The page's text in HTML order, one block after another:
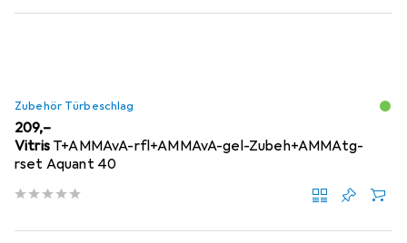
Zubehör Türbeschlag
EUR
209,–
Vitris T+AMMAvA-rfl+AMMAvA-gel-Zubeh+AMMAtg-
rset Aquant 40